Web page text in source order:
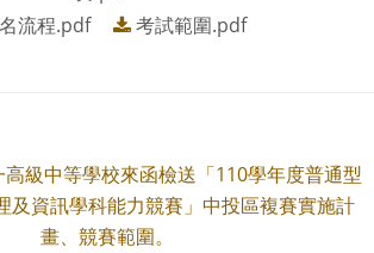
流程.pdf
考試範圍.pdf
級中等學校來函檢送「110學年度普通型
及資訊學科能力競賽」中投區複賽實施計
畫、競賽範圍。